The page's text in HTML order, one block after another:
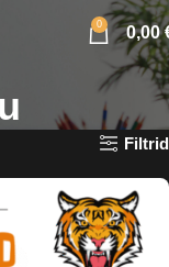
0 0,00
Filtrid